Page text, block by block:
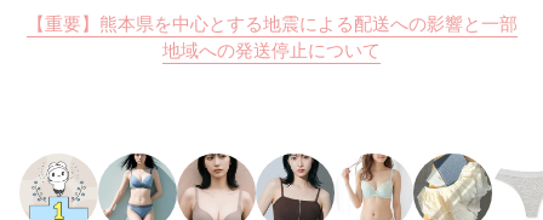
【重要】熊本県を中心とする地震による配送への影響と一部
地域への発送停止について